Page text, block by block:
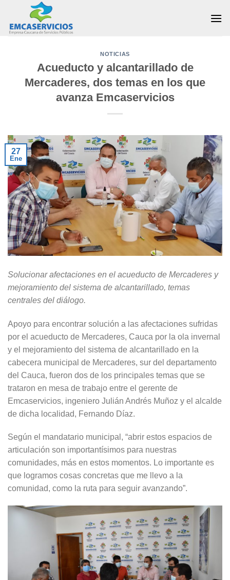
content
NOTICIAS
Acueducto y alcantarillado de
Mercaderes, dos temas en los que
avanza Emcaservicios
27
Ene
Solucionar afectaciones en el acueducto de Mercaderes y
mejoramiento del sistema de alcantarillado, temas
centrales del diálogo.
Apoyo para encontrar solución a las afectaciones sufridas
por el acueducto de Mercaderes, Cauca por la ola invernal
y el mejoramiento del sistema de alcantarillado en la
cabecera municipal de Mercaderes, sur del departamento
del Cauca, fueron dos de los principales temas que se
trataron en mesa de trabajo entre el gerente de
Emcaservicios, ingeniero Julián Andrés Muñoz y el alcalde
de dicha localidad, Fernando Díaz.
Según el mandatario municipal, “abrir estos espacios de
articulación son importantísimos para nuestras
comunidades, más en estos momentos. Lo importante es
que logramos cosas concretas que me llevo a la
comunidad, como la ruta para seguir avanzando”.